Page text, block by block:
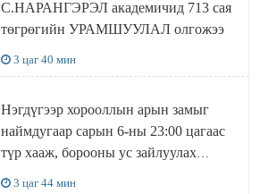
С.НАРАНГЭРЭЛ академичид 713 сая
төгрөгийн УРАМШУУЛАЛ олгожээ
3 цаг 40 мин
Нэгдүгээр хорооллын арын замыг
наймдугаар сарын 6-ны 23:00 цагаас
түр хааж, борооны ус зайлуулах
3 цаг 44 мин